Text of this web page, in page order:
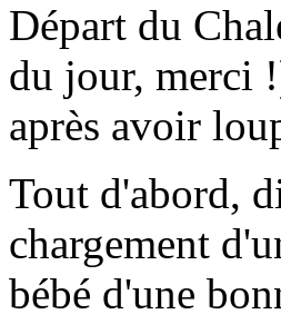
Départ du
du jour, merci
après avoir
Tout d'abord,
chargement
bébé d'une